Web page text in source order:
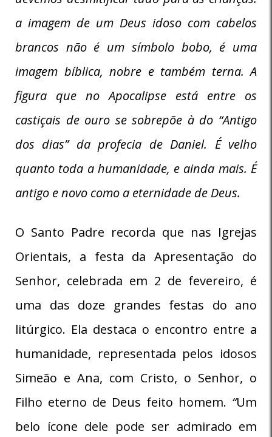
a imagem de um Deus idoso com cabelos
brancos não é um símbolo bobo, é uma
imagem bíblica, nobre e também terna. A
figura que no Apocalipse está entre os
castiçais de ouro se sobrepõe à do “Antigo
dos dias” da profecia de Daniel. É velho
quanto toda a humanidade, e ainda mais. É
antigo e novo como a eternidade de Deus.
O Santo Padre recorda que nas Igrejas
Orientais, a festa da Apresentação do
Senhor, celebrada em 2 de fevereiro, é
uma das doze grandes festas do ano
litúrgico. Ela destaca o encontro entre a
humanidade, representada pelos idosos
Simeão e Ana, com Cristo, o Senhor, o
Filho eterno de Deus feito homem. “Um
belo ícone dele pode ser admirado em